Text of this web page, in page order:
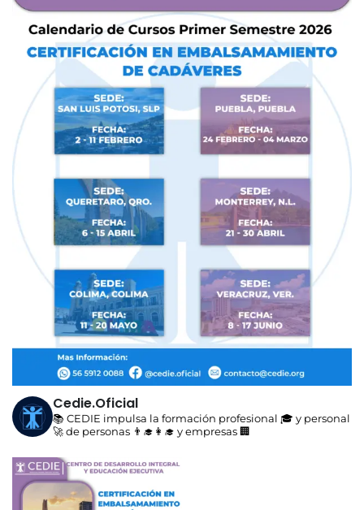
Cedie.oficial
📚 CEDIE impulsa la formación profesional 🎓 y personal
🚀 de personas 👨‍🎓👩‍🎓 y empresas 🏢